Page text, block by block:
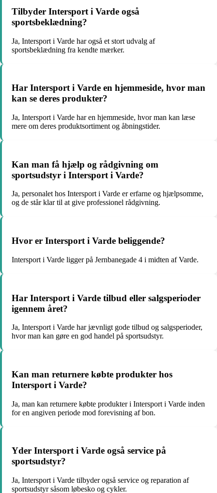
Tilbyder Intersport i Varde også
sportsbeklædning?
Ja, Intersport i Varde har også et stort udvalg af
sportsbeklædning fra kendte mærker.
Har Intersport i Varde en hjemmeside, hvor man
kan se deres produkter?
Ja, Intersport i Varde har en hjemmeside, hvor man kan læse
mere om deres produktsortiment og åbningstider.
Kan man få hjælp og rådgivning om
sportsudstyr i Intersport i Varde?
Ja, personalet hos Intersport i Varde er erfarne og hjælpsomme,
og de står klar til at give professionel rådgivning.
Hvor er Intersport i Varde beliggende?
Intersport i Varde ligger på Jernbanegade 4 i midten af Varde.
Har Intersport i Varde tilbud eller salgsperioder
igennem året?
Ja, Intersport i Varde har jævnligt gode tilbud og salgsperioder,
hvor man kan gøre en god handel på sportsudstyr.
Kan man returnere købte produkter hos
Intersport i Varde?
Ja, man kan returnere købte produkter i Intersport i Varde inden
for en angiven periode mod forevisning af bon.
Yder Intersport i Varde også service på
sportsudstyr?
Ja, Intersport i Varde tilbyder også service og reparation af
sportsudstyr såsom løbesko og cykler.